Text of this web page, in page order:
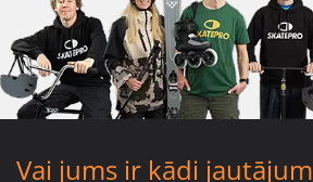
Vai jums ir kādi